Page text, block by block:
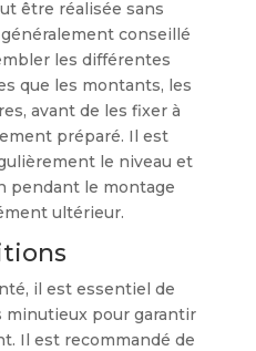
être réalisée sans
conseillé
les différentes
que les montants, les
avant de les fixer à
préparé. Il est
le niveau et
pendant le montage
ultérieur.
il est essentiel de
minutieux pour garantir
Il est recommandé de